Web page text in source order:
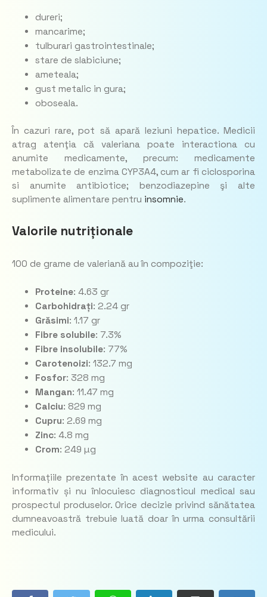
dureri;
mancarime;
tulburari gastrointestinale;
stare de slabiciune;
ameteala;
gust metalic in gura;
oboseala.
În cazuri rare, pot să apară leziuni hepatice. Medicii
atrag atenţia că valeriana poate interactiona cu
anumite medicamente, precum: medicamente
metabolizate de enzima CYP3A4, cum ar fi ciclosporina
si anumite antibiotice; benzodiazepine şi alte
suplimente alimentare pentru insomnie.
Valorile nutriționale
100 de grame de valeriană au în compoziţie:
Proteine: 4.63 gr
Carbohidrați: 2.24 gr
Grăsimi: 1.17 gr
Fibre solubile: 7.3%
Fibre insolubile: 77%
Carotenoizi: 132.7 mg
Fosfor: 328 mg
Mangan: 11.47 mg
Calciu: 829 mg
Cupru: 2.69 mg
Zinc: 4.8 mg
Crom: 249 µg
Informațiile prezentate în acest website au caracter
informativ și nu înlocuiesc diagnosticul medical sau
prospectul produselor. Orice decizie privind sănătatea
dumneavoastră trebuie luată doar în urma consultării
medicului.